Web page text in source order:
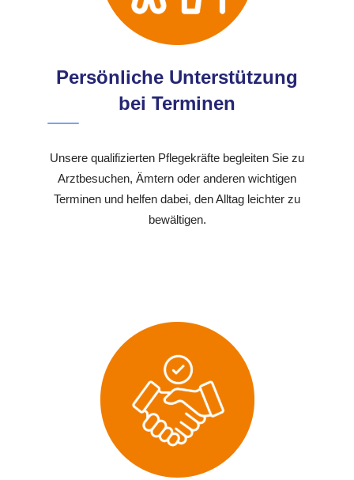
Persönliche Unterstützung
bei Terminen
Unsere qualifizierten Pflegekräfte begleiten Sie zu
Arztbesuchen, Ämtern oder anderen wichtigen
Terminen und helfen dabei, den Alltag leichter zu
bewältigen.